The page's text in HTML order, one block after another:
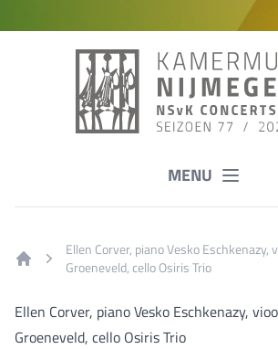
MENU
Ellen Corver, piano Vesko Eschkenazy,
Groeneveld, cello Osiris Trio
Ellen Corver, piano Vesko Eschkenazy,
Groeneveld, cello Osiris Trio